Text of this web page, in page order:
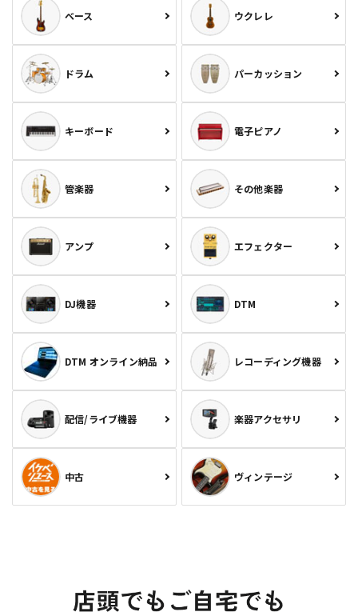
ベース ウクレレ
ドラム パーカッション
キーボード 電子ピアノ
管楽器 その他楽器
アンプ エフェクター
DJ機器 DTM
DTM オンライン納品 レコーディング機器
配信/ライブ機器 楽器アクセサリ
中古 ヴィンテージ